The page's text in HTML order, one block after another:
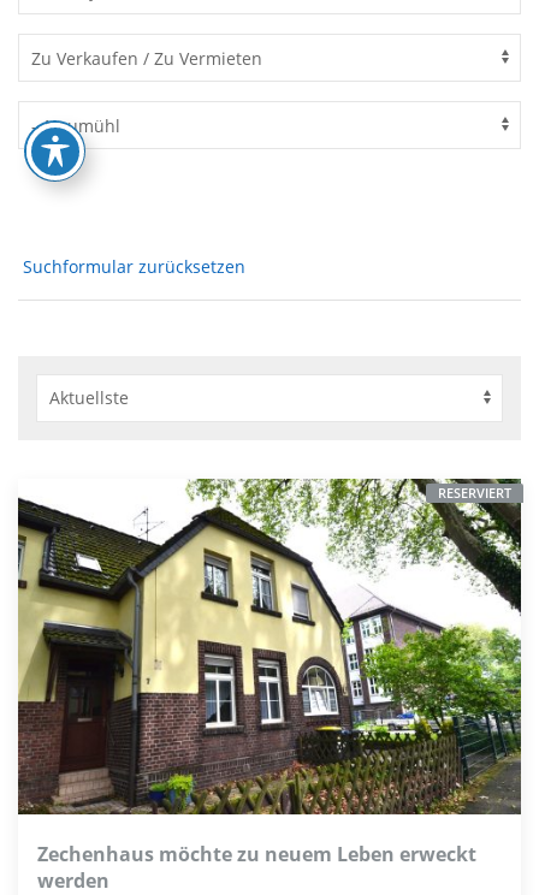
Suchformular zurücksetzen
Zechenhaus möchte zu neuem Leben erweckt
werden
RESERVIERT